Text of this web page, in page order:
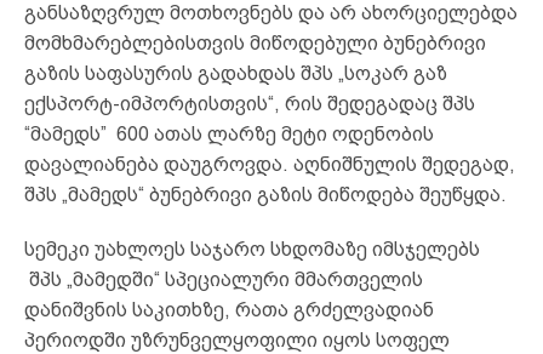
განსაზღვრულ მოთხოვნებს და არ ახორციელებდა
მომხმარებლებისთვის მიწოდებული ბუნებრივი
გაზის საფასურის გადახდას შპს „სოკარ გაზ
ექსპორტ-იმპორტისთვის“, რის შედეგადაც შპს
“მამედს” 600 ათას ლარზე მეტი ოდენობის
დავალიანება დაუგროვდა. აღნიშნულის შედეგად,
შპს „მამედს“ ბუნებრივი გაზის მიწოდება შეუწყდა.
სემეკი უახლოეს საჯარო სხდომაზე იმსჯელებს
შპს „მამედში“ სპეციალური მმართველის
დანიშვნის საკითხზე, რათა გრძელვადიან
პერიოდში უზრუნველყოფილი იყოს სოფელ